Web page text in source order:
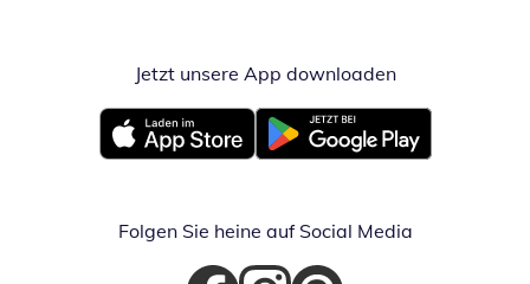
Jetzt unsere App downloadenÖffnet in
Öffnet in neuem FensterÖffnet in neuem Fenster
Folgen Sie heine auf Social Media